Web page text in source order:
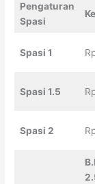
Pengaturan
Spasi
Spasi 1
Spasi 1.5
Spasi 2